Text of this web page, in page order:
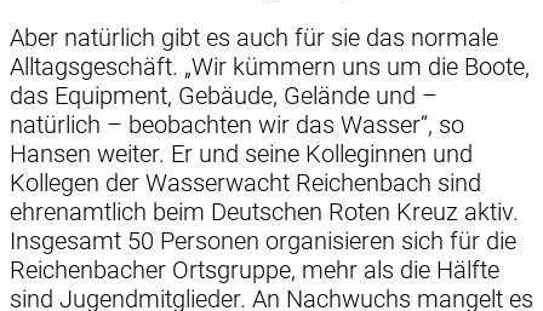
Aber natürlich gibt es auch für sie das normale
Alltagsgeschäft. „Wir kümmern uns um die Boote,
das Equipment, Gebäude, Gelände und –
natürlich – beobachten wir das Wasser“, so
Hansen weiter. Er und seine Kolleginnen und
Kollegen der Wasserwacht Reichenbach sind
ehrenamtlich beim Deutschen Roten Kreuz aktiv.
Insgesamt 50 Personen organisieren sich für die
Reichenbacher Ortsgruppe, mehr als die Hälfte
sind Jugendmitglieder. An Nachwuchs mangelt es